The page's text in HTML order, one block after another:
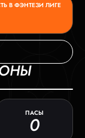
В ФЭНТЕЗИ ЛИГЕ
ПАСЫ
0